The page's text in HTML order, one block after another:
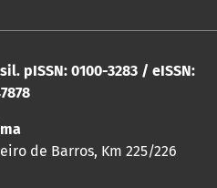
pISSN: 0100-3283 / eISSN:
de Barros, Km 225/226